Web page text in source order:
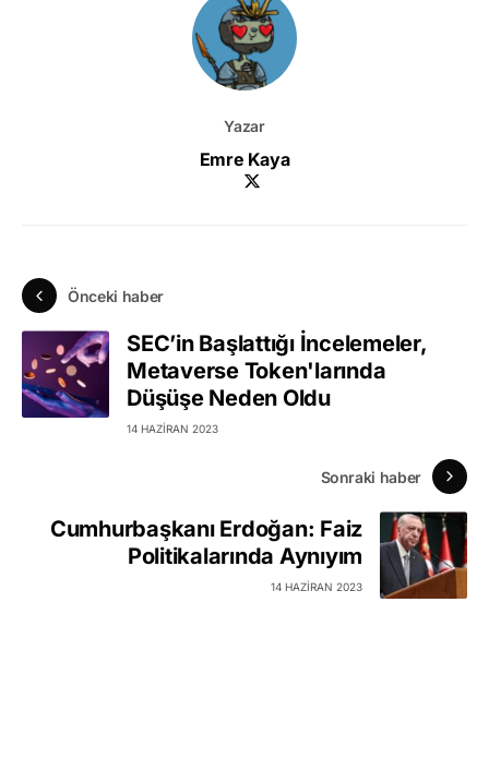
Yazar
Emre Kaya
Önceki haber
SEC’in Başlattığı İncelemeler,
Metaverse Token'larında
Düşüşe Neden Oldu
14 HAZIRAN 2023
Sonraki haber
Cumhurbaşkanı Erdoğan: Faiz
Politikalarında Aynıyım
14 HAZIRAN 2023